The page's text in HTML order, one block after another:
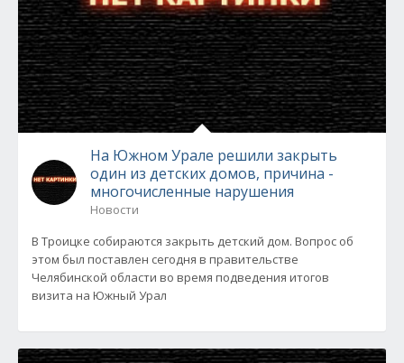
На Южном Урале решили закрыть
один из детских домов, причина -
многочисленные нарушения
Новости
В Троицке собираются закрыть детский дом. Вопрос об
этом был поставлен сегодня в правительстве
Челябинской области во время подведения итогов
визита на Южный Урал